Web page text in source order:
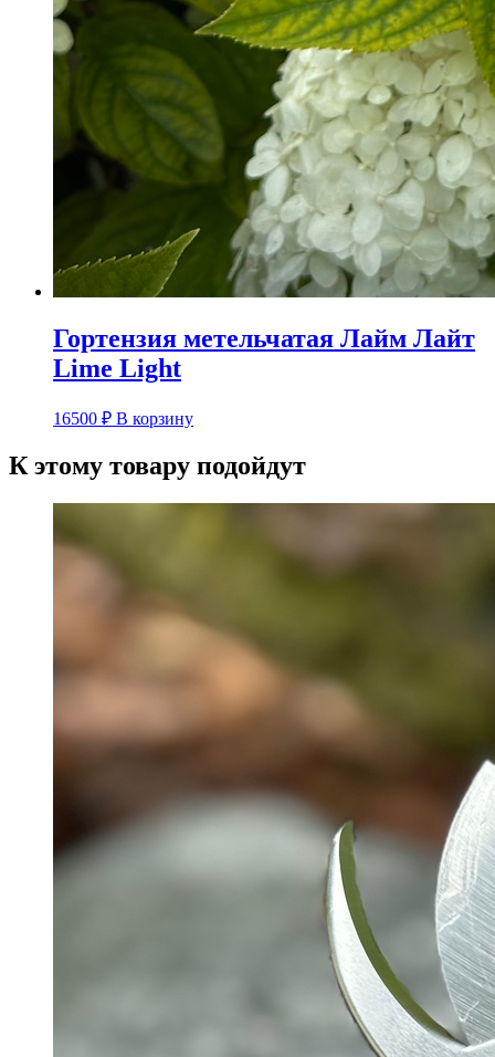
Гортензия метельчатая Лайм Лайт
Lime Light
16500 ₽ В корзину
К этому товару подойдут